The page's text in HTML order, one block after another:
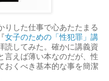
りした仕事で心あたたまる
女子のための「性犯罪」講
読してみた。確かに講義資
言えば薄い本なのだが、性
おくべき基本的な事を簡潔